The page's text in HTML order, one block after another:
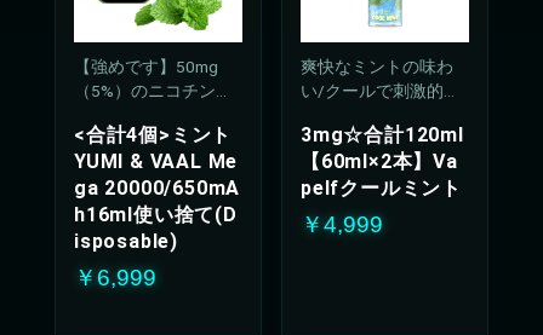
【強めです】50mg
（5%）のニコチン濃
<合計4個>ミント
YUMI & VAAL Me
ga 20000/650mA
h16ml使い捨て(D
isposable)
￥6,999
爽快なミントの味わ
い/クールで刺激的な
G%)
3mg☆合計120ml
【60ml×2本】Va
pelfクールミント
￥4,999